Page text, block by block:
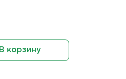
В корзину